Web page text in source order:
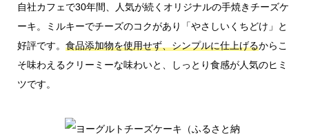
自社カフェで30年間、人気が続くオリジナルの手焼きチーズケ
ーキ。ミルキーでチーズのコクがあり「やさしいくちどけ」と
好評です。 食品添加物を使用せず、シンプルに仕上げるからこ
そ味わえるクリーミーな味わいと、しっとり食感が人気のヒミ
ツです。